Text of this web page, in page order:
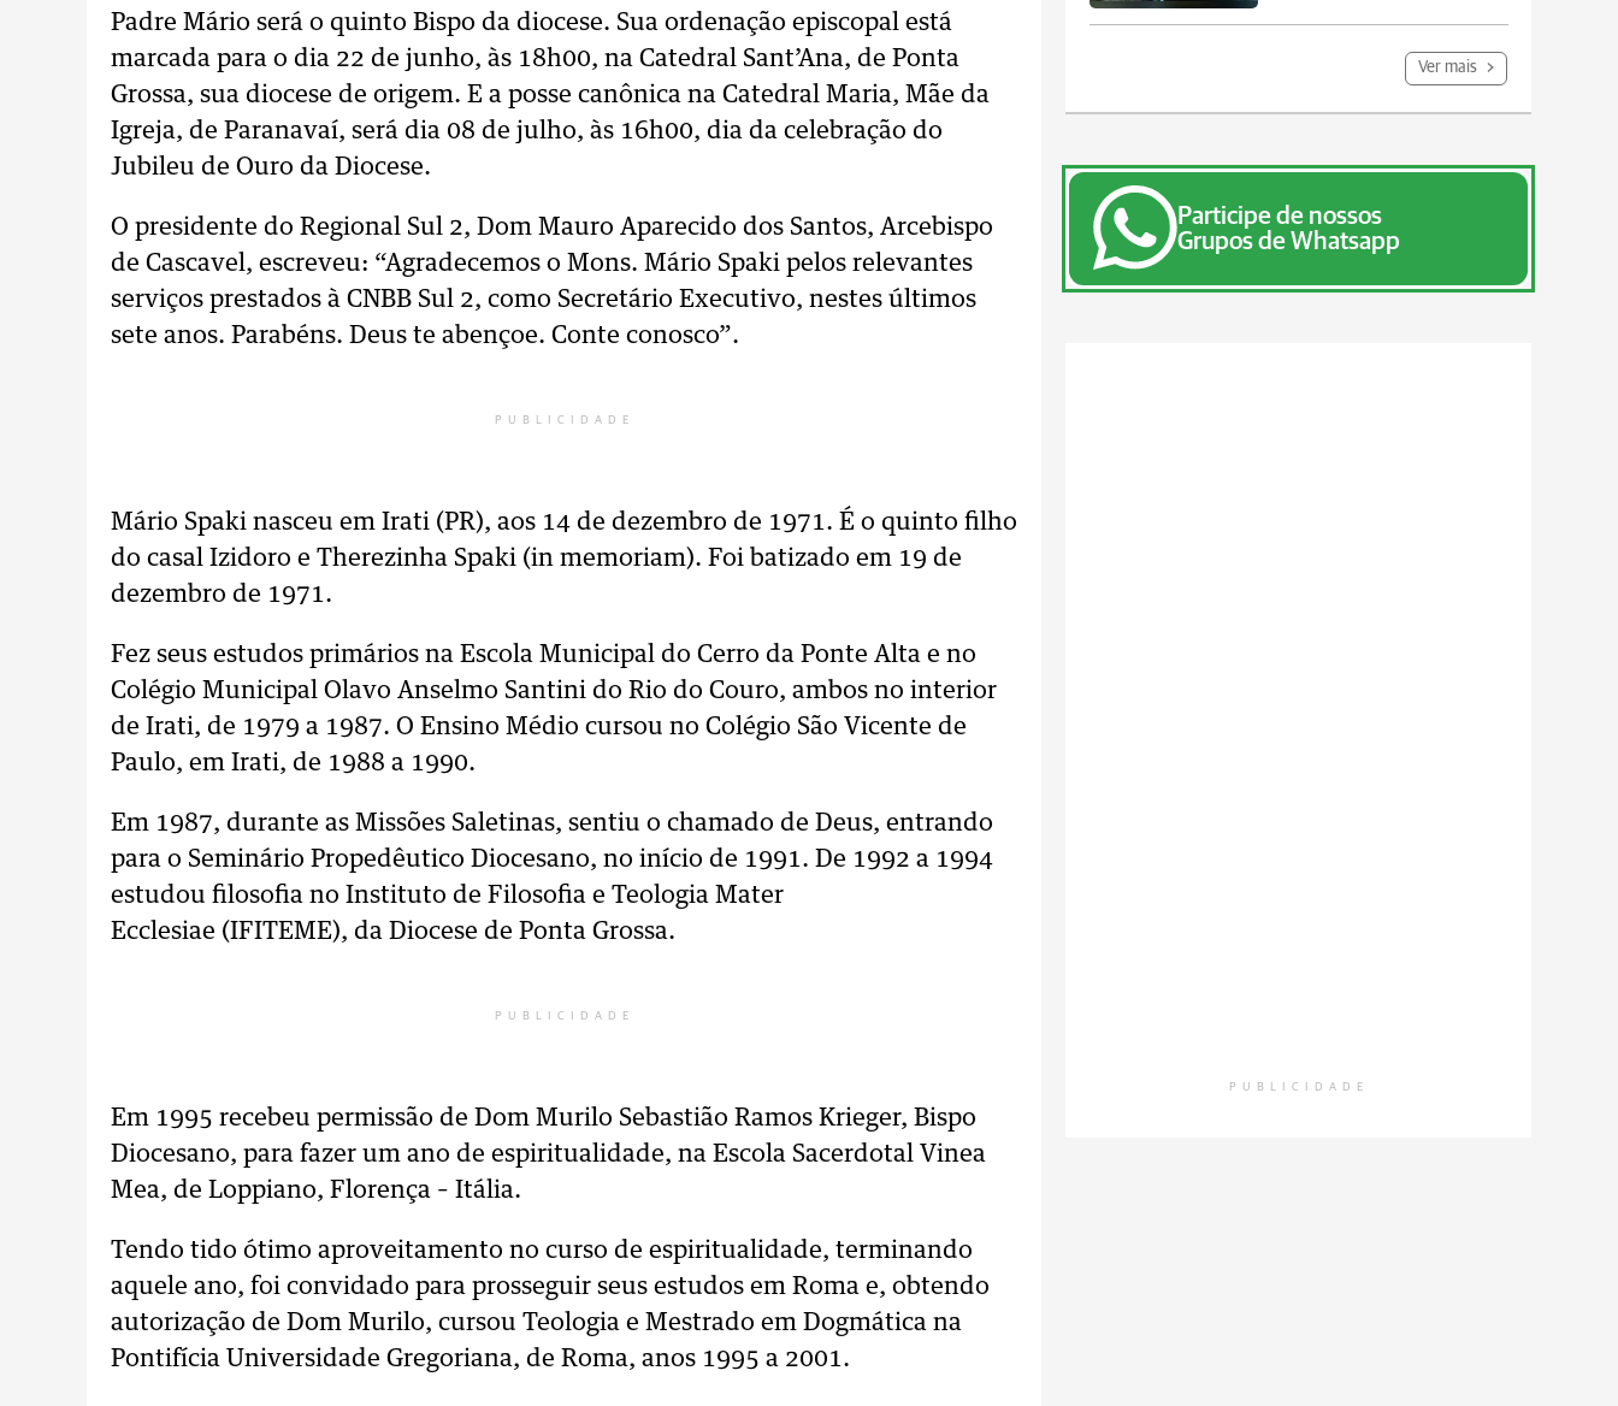
Padre Mário será o quinto Bispo da diocese. Sua ordenação episcopal está
marcada para o dia 22 de junho, às 18h00, na Catedral Sant’Ana, de Ponta
Grossa, sua diocese de origem. E a posse canônica na Catedral Maria, Mãe da
Igreja, de Paranavaí, será dia 08 de julho, às 16h00, dia da celebração do
Jubileu de Ouro da Diocese.
O presidente do Regional Sul 2, Dom Mauro Aparecido dos Santos, Arcebispo
de Cascavel, escreveu: “Agradecemos o Mons. Mário Spaki pelos relevantes
serviços prestados à CNBB Sul 2, como Secretário Executivo, nestes últimos
sete anos. Parabéns. Deus te abençoe. Conte conosco”.
PUBLICIDADE
Mário Spaki nasceu em Irati (PR), aos 14 de dezembro de 1971. É o quinto filho
do casal Izidoro e Therezinha Spaki (in memoriam). Foi batizado em 19 de
dezembro de 1971.
Fez seus estudos primários na Escola Municipal do Cerro da Ponte Alta e no
Colégio Municipal Olavo Anselmo Santini do Rio do Couro, ambos no interior
de Irati, de 1979 a 1987. O Ensino Médio cursou no Colégio São Vicente de
Paulo, em Irati, de 1988 a 1990.
Em 1987, durante as Missões Saletinas, sentiu o chamado de Deus, entrando
para o Seminário Propedêutico Diocesano, no início de 1991. De 1992 a 1994
estudou filosofia no Instituto de Filosofia e Teologia Mater
Ecclesiae (IFITEME), da Diocese de Ponta Grossa.
PUBLICIDADE
Em 1995 recebeu permissão de Dom Murilo Sebastião Ramos Krieger, Bispo
Diocesano, para fazer um ano de espiritualidade, na Escola Sacerdotal Vinea
Mea, de Loppiano, Florença – Itália.
Tendo tido ótimo aproveitamento no curso de espiritualidade, terminando
aquele ano, foi convidado para prosseguir seus estudos em Roma e, obtendo
autorização de Dom Murilo, cursou Teologia e Mestrado em Dogmática na
Pontifícia Universidade Gregoriana, de Roma, anos 1995 a 2001.
Ver mais
Participe de nossos
Grupos de Whatsapp
PUBLICIDADE